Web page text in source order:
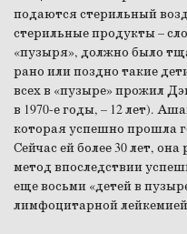
подаются стерильный
стерильные продукты –
«пузыря», должно было
рано или поздно такие
всех в «пузыре» прожил
в 1970-е годы, – 12 лет).
которая успешно прошла
Сейчас ей более 30 лет,
метод впоследствии
еще восьми «детей в
лимфоцитарной